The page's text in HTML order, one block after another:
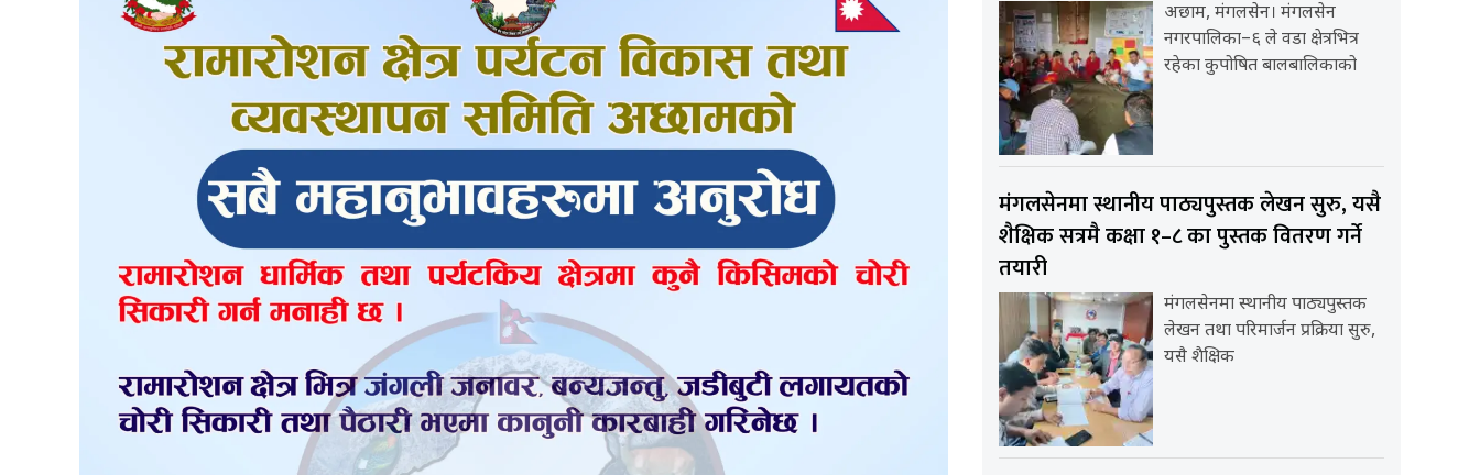
अछाम, मंगलसेन। मंगलसेन
नगरपालिका–६ ले वडा क्षेत्रभित्र
रहेका कुपोषित बालबालिकाको
मंगलसेनमा स्थानीय पाठ्यपुस्तक लेखन सुरु, यसै
शैक्षिक सत्रमै कक्षा १–८ का पुस्तक वितरण गर्ने
तयारी
मंगलसेनमा स्थानीय पाठ्यपुस्तक
लेखन तथा परिमार्जन प्रक्रिया सुरु,
यसै शैक्षिक